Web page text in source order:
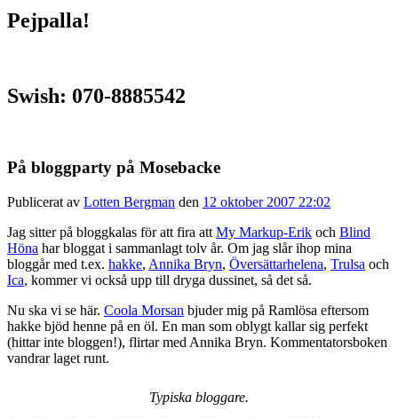
Pejpalla!
Swish: 070-8885542
På bloggparty på Mosebacke
Publicerat av Lotten Bergman den 12 oktober 2007 22:02
Jag sitter på bloggkalas för att fira att My Markup-Erik och Blind
Höna har bloggat i sammanlagt tolv år. Om jag slår ihop mina
bloggår med t.ex. hakke, Annika Bryn, Översättarhelena, Trulsa och
Ica, kommer vi också upp till dryga dussinet, så det så.
Nu ska vi se här. Coola Morsan bjuder mig på Ramlösa eftersom
hakke bjöd henne på en öl. En man som oblygt kallar sig perfekt
(hittar inte bloggen!), flirtar med Annika Bryn. Kommentatorsboken
vandrar laget runt.
Typiska bloggare.